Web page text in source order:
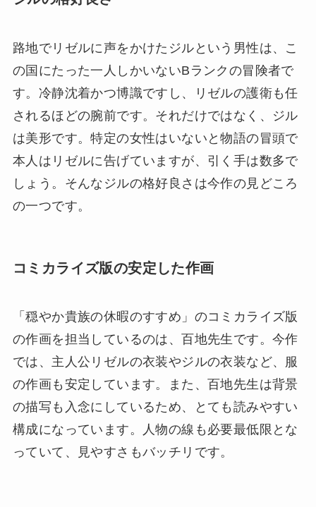
路地でリゼルに声をかけたジルという男性は、こ
の国にたった一人しかいないBランクの冒険者で
す。冷静沈着かつ博識ですし、リゼルの護衛も任
されるほどの腕前です。それだけではなく、ジル
は美形です。特定の女性はいないと物語の冒頭で
本人はリゼルに告げていますが、引く手は数多で
しょう。そんなジルの格好良さは今作の見どころ
の一つです。
コミカライズ版の安定した作画
「穏やか貴族の休暇のすすめ」のコミカライズ版
の作画を担当しているのは、百地先生です。今作
では、主人公リゼルの衣装やジルの衣装など、服
の作画も安定しています。また、百地先生は背景
の描写も入念にしているため、とても読みやすい
構成になっています。人物の線も必要最低限とな
っていて、見やすさもバッチリです。